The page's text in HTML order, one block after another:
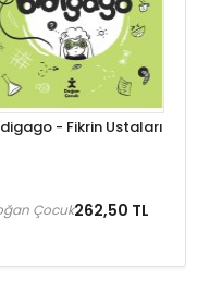
- Fikrin Ustaları
262,50 TL
Çocuk